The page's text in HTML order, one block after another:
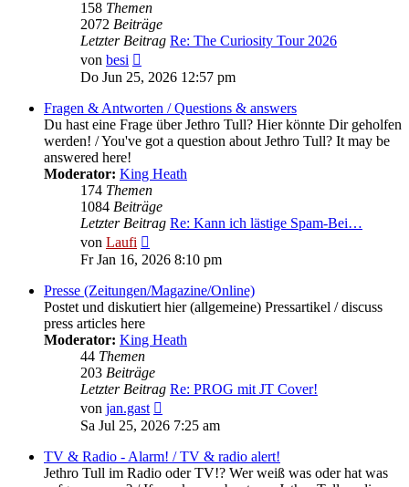
158 Themen
2072 Beiträge
Letzter Beitrag Re: The Curiosity Tour 2026
von besi
Beitrag
Do Jun 25, 2026 12:57 pm
Fragen & Antworten / Questions & answers
Du hast eine Frage über Jethro Tull? Hier könnte Dir geholfen
werden! / You've got a question about Jethro Tull? It may be
answered here!
Moderator: King Heath
174 Themen
1084 Beiträge
Letzter Beitrag Re: Kann ich lästige Spam-Bei…
von Laufi
Beitrag
Fr Jan 16, 2026 8:10 pm
Presse (Zeitungen/Magazine/Online)
Postet und diskutiert hier (allgemeine) Pressartikel / discuss
press articles here
Moderator: King Heath
44 Themen
203 Beiträge
Letzter Beitrag Re: PROG mit JT Cover!
von jan.gast
Beitrag
Sa Jul 25, 2026 7:25 am
TV & Radio - Alarm! / TV & radio alert!
Jethro Tull im Radio oder TV!? Wer weiß was oder hat was